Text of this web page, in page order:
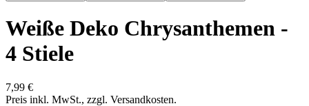
Weiße Deko Chrysanthemen -
4 Stiele
7,99 €
Preis inkl. MwSt., zzgl. Versandkosten.